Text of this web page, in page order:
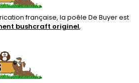
française, la poêle De Buyer est
bushcraft originel,